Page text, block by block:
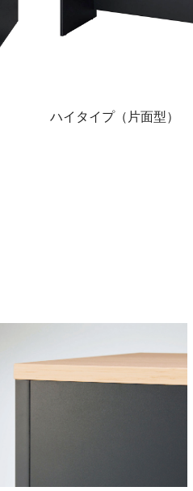
ハイタイプ（片面型）